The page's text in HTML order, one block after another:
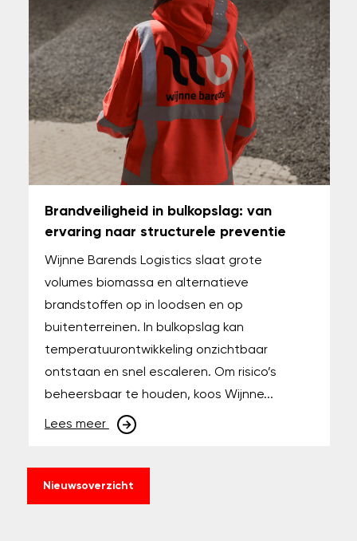
Brandveiligheid in bulkopslag: van
ervaring naar structurele preventie
Wijnne Barends Logistics slaat grote
volumes biomassa en alternatieve
brandstoffen op in loodsen en op
buitenterreinen. In bulkopslag kan
temperatuurontwikkeling onzichtbaar
ontstaan en snel escaleren. Om risico’s
beheersbaar te houden, koos Wijnne...
Lees meer
Nieuwsoverzicht